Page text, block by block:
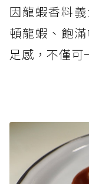
因龍蝦香料
頓龍蝦、飽
足感，不僅可